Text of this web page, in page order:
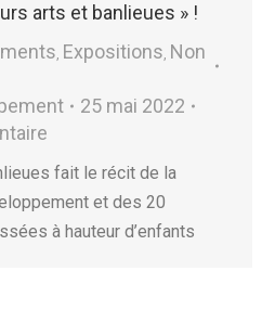
arts et banlieues » !
, Expositions, Non
25 mai 2022
fait le récit de la
et des 20
à hauteur d’enfants